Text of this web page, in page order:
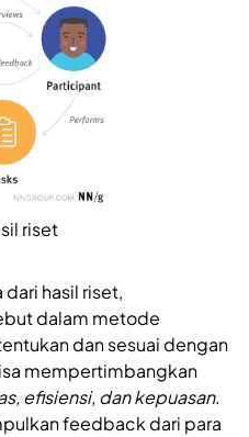
riset
hasil riset,
dalam metode
dan sesuai dengan
mempertimbangkan
efisiensi, dan kepuasan.
feedback dari para